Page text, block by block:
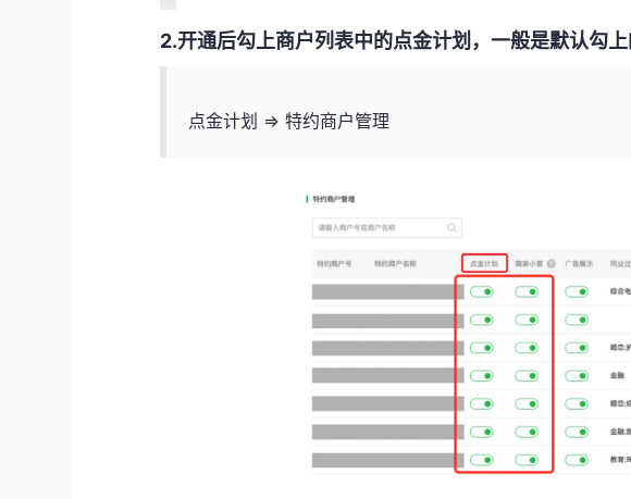
2.开通后勾上商户列表中的点金计划，一般是默认勾上
点金计划 => 特约商户管理